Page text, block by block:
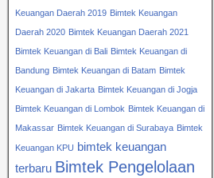
Keuangan Daerah 2019 Bimtek Keuangan
Daerah 2020 Bimtek Keuangan Daerah 2021
Bimtek Keuangan di Bali Bimtek Keuangan di
Bandung Bimtek Keuangan di Batam Bimtek
Keuangan di Jakarta Bimtek Keuangan di Jogja
Bimtek Keuangan di Lombok Bimtek Keuangan di
Makassar Bimtek Keuangan di Surabaya Bimtek
Keuangan KPU bimtek keuangan
terbaru Bimtek Pengelolaan